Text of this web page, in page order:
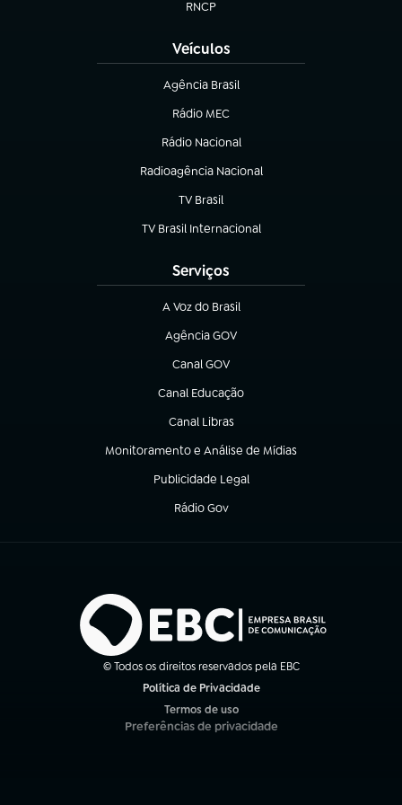
RNCP
(abre em nova aba)
Veículos
Agência Brasil
(abre em nova aba)
Rádio MEC
(abre em nova aba)
Rádio Nacional
Radioagência Nacional
(abre em nova aba)
TV Brasil
(abre em nova aba)
TV Brasil Internacional
(abre em nova aba)
Serviços
A Voz do Brasil
(abre em nova aba)
Agência GOV
(abre em nova aba)
Canal GOV
(abre em nova aba)
Canal Educação
(abre em nova aba)
Canal Libras
(abre em nova aba)
Monitoramento e Análise de Mídias
(abre em nova aba)
Publicidade Legal
(abre em nova aba)
Rádio Gov
(abre em nova aba)
© Todos os direitos reservados pela EBC
Política de Privacidade
Termos de uso
(abre em nova aba)
Preferências de privacidade